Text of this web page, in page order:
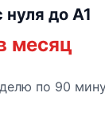
до A1
месяц
по 90